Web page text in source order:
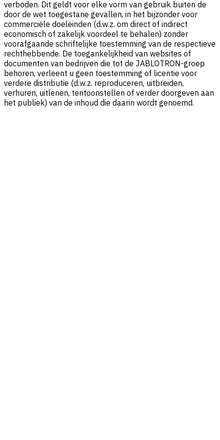
verboden. Dit geldt voor elke vorm van gebruik buiten de
door de wet toegestane gevallen, in het bijzonder voor
commerciële doeleinden (d.w.z. om direct of indirect
economisch of zakelijk voordeel te behalen) zonder
voorafgaande schriftelijke toestemming van de respectieve
rechthebbende. De toegankelijkheid van websites of
documenten van bedrijven die tot de JABLOTRON-groep
behoren, verleent u geen toestemming of licentie voor
verdere distributie (d.w.z. reproduceren, uitbreiden,
verhuren, uitlenen, tentoonstellen of verder doorgeven aan
het publiek) van de inhoud die daarin wordt genoemd.